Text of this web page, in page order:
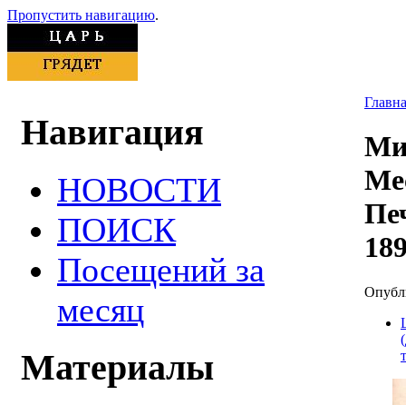
Пропустить навигацию.
Навигация
НОВОСТИ
ПОИСК
Посещений за
месяц
Материалы